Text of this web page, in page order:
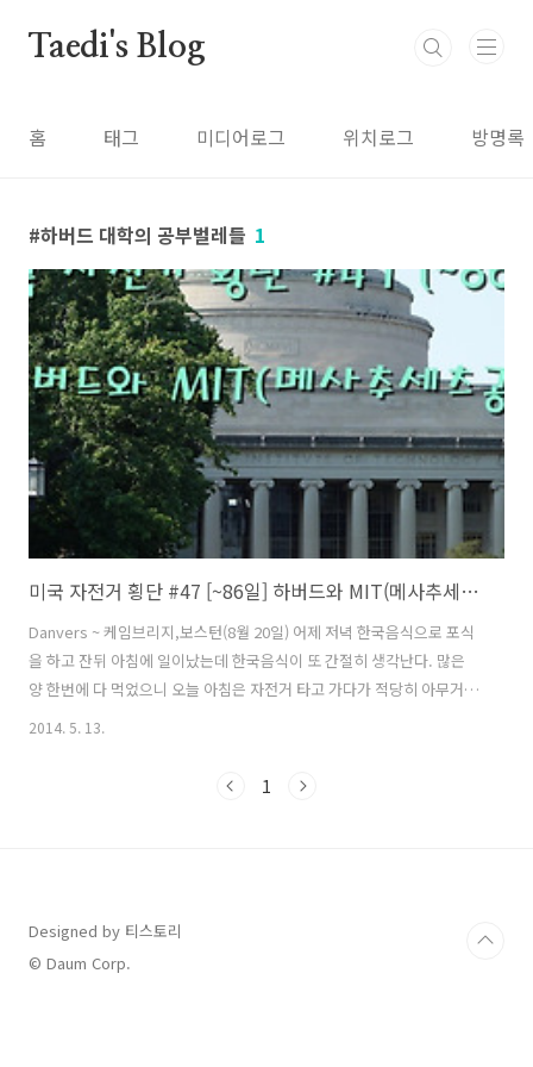
Taedi's Blog
홈 태그 미디어로그 위치로그 방명록
하버드 대학의 공부벌레들 1
미국 자전거 횡단 #47 [~86일] 하버드와 MIT(메사추세츠공대)
Danvers ~ 케임브리지,보스턴(8월 20일) 어제 저녁 한국음식으로 포식
을 하고 잔뒤 아침에 일이났는데 한국음식이 또 간절히 생각난다. 많은
양 한번에 다 먹었으니 오늘 아침은 자전거 타고 가다가 적당히 아무거나
사먹어야겠다. 떠나기전 타이어 공기압을 체크후 바람을 넣어 주었는데
가 없는 것 같은데 림테이프 문제일수도 있고 타이어도 수명을 다해가고
2014. 5. 13.
1
Designed by 티스토리
© Daum Corp.